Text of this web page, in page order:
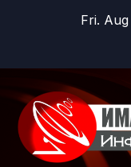
Fri.